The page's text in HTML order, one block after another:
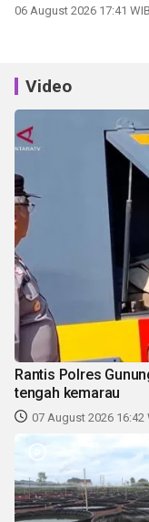
06 August 2026 17:41 WIB
Video
Rantis Polres
tengah kemarau
07 August 2026 16:42